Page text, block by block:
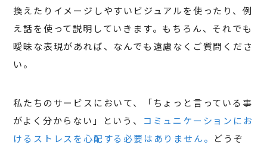
換えたりイメージしやすいビジュアルを使ったり、例
え話を使って説明していきます。もちろん、それでも
曖昧な表現があれば、なんでも遠慮なくご質問くださ
い。
私たちのサービスにおいて、「ちょっと言っている事
がよく分からない」という、
コミュニケーションにお
けるストレスを心配する必要はありません。 どうぞ